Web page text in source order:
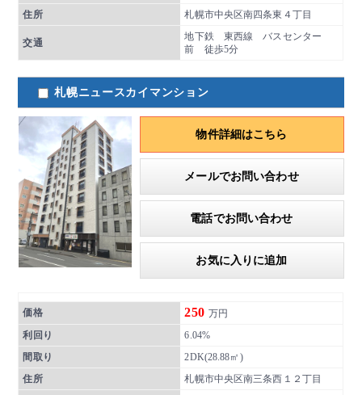
住所
札幌市中央区南四条東４丁目
交通
地下鉄 東西線 バスセンター
前 徒歩5分
札幌ニュースカイマンション
物件詳細はこちら
メールでお問い合わせ
電話でお問い合わせ
お気に入りに追加
価格 250 万円
利回り
6.04%
間取り
2DK(28.88㎡)
住所
札幌市中央区南三条西１２丁目